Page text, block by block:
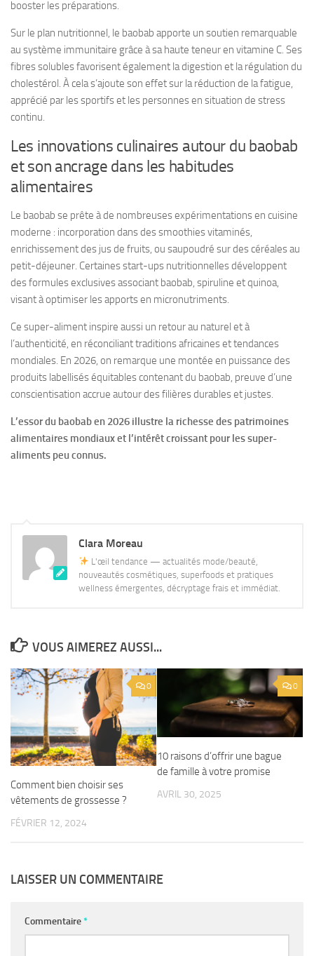
booster les préparations.
Sur le plan nutritionnel, le baobab apporte un soutien remarquable
au système immunitaire grâce à sa haute teneur en vitamine C. Ses
fibres solubles favorisent également la digestion et la régulation du
cholestérol. À cela s’ajoute son effet sur la réduction de la fatigue,
apprécié par les sportifs et les personnes en situation de stress
continu.
Les innovations culinaires autour du baobab
et son ancrage dans les habitudes
alimentaires
Le baobab se prête à de nombreuses expérimentations en cuisine
moderne : incorporation dans des smoothies vitaminés,
enrichissement des jus de fruits, ou saupoudré sur des céréales au
petit-déjeuner. Certaines start-ups nutritionnelles développent
des formules exclusives associant baobab, spiruline et quinoa,
visant à optimiser les apports en micronutriments.
Ce super-aliment inspire aussi un retour au naturel et à
l’authenticité, en réconciliant traditions africaines et tendances
mondiales. En 2026, on remarque une montée en puissance des
produits labellisés équitables contenant du baobab, preuve d’une
conscientisation accrue autour des filières durables et justes.
L’essor du baobab en 2026 illustre la richesse des patrimoines
alimentaires mondiaux et l’intérêt croissant pour les super-
aliments peu connus.
Clara Moreau
L'œil tendance — actualités mode/beauté,
nouveautés cosmétiques, superfoods et pratiques
wellness émergentes, décryptage frais et immédiat.
VOUS AIMEREZ AUSSI...
0
Comment bien choisir ses
vêtements de grossesse ?
FÉVRIER 12, 2024
0
10 raisons d’offrir une bague
de famille à votre promise
AVRIL 30, 2025
LAISSER UN COMMENTAIRE
Commentaire*